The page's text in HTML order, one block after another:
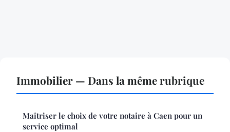
Immobilier — Dans la même rubrique
Maîtriser le choix de votre notaire à Caen pour un
service optimal